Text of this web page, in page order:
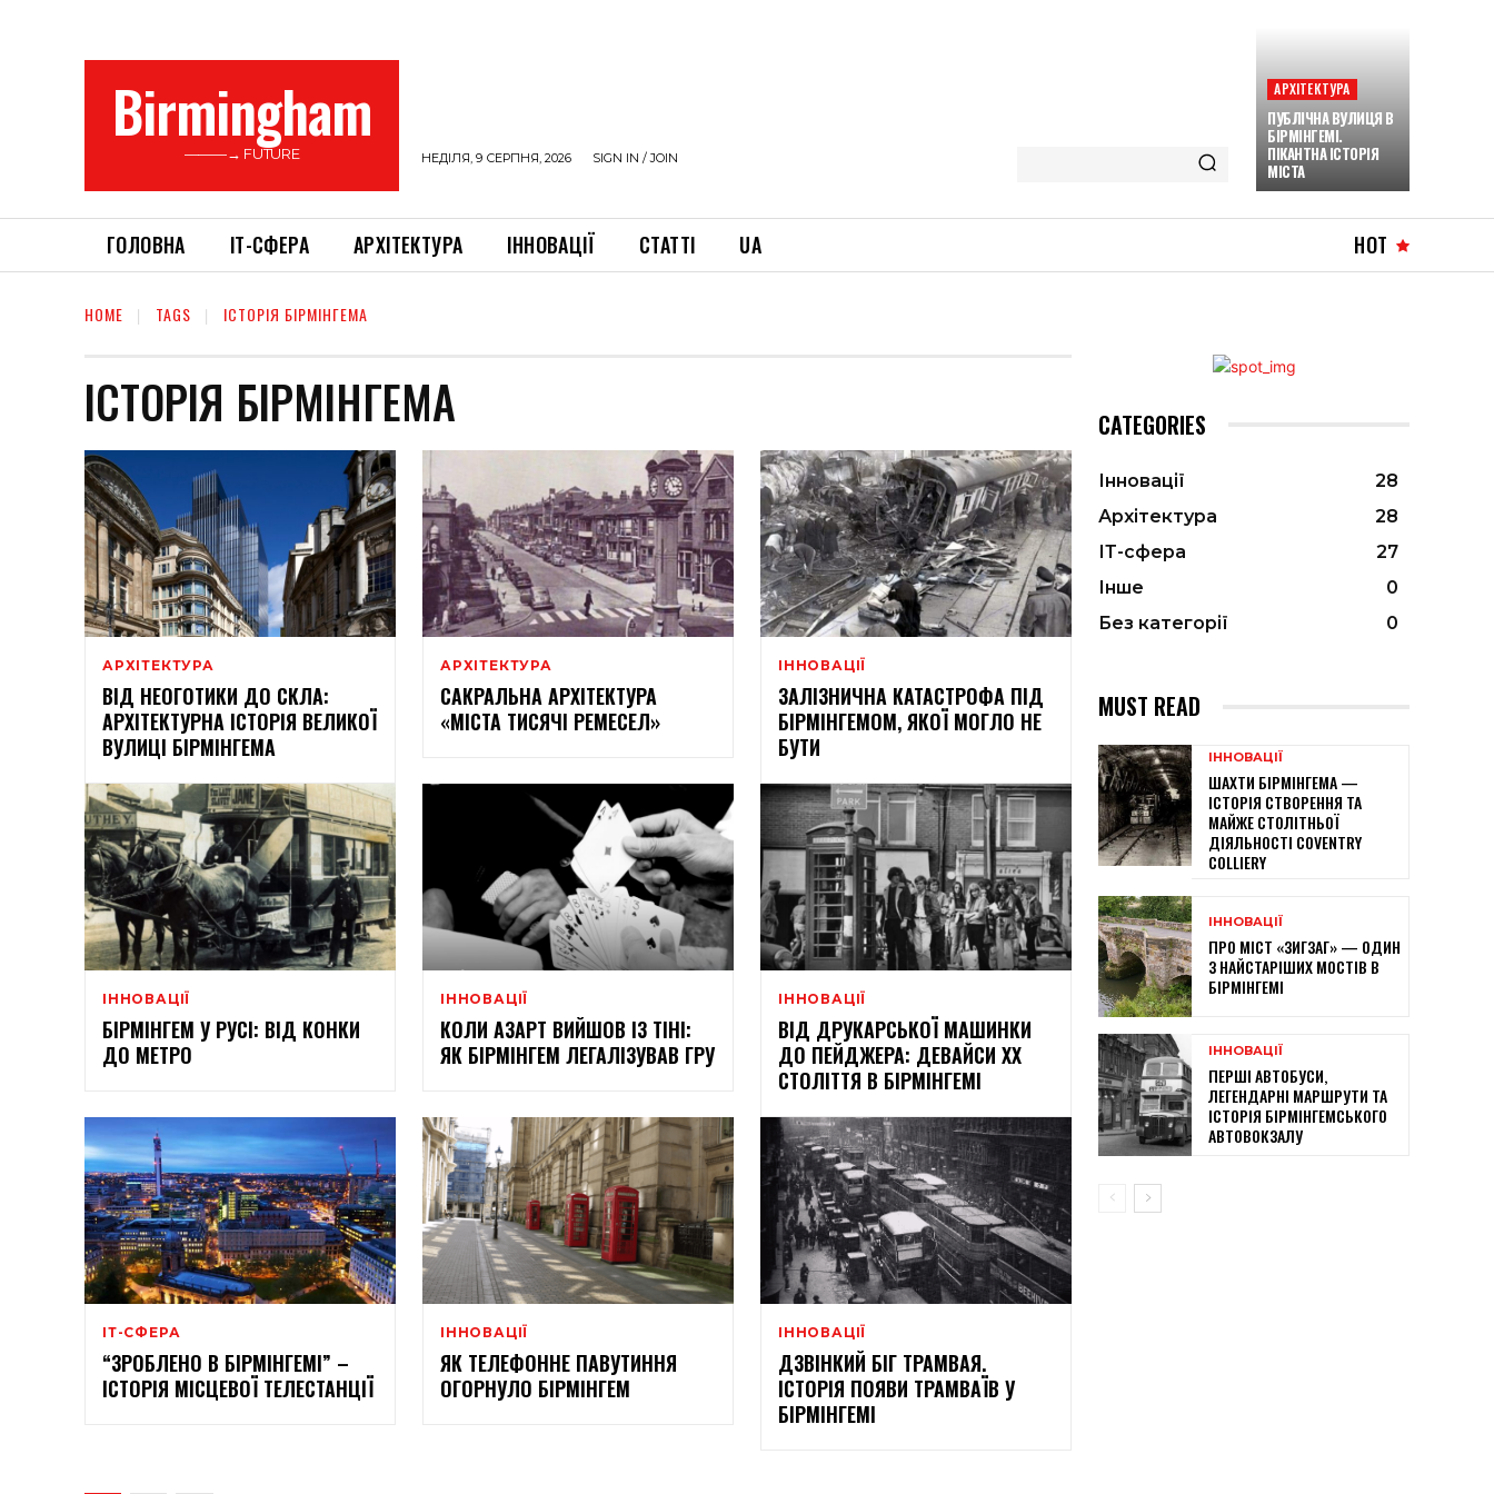
Birmingham
———→ FUTURE НЕДІЛЯ, 9 СЕРПНЯ, 2026 SIGN IN / JOIN
АРХІТЕКТУРА
ПУБЛІЧНА ВУЛИЦЯ В
БІРМІНГЕМІ.
ПІКАНТНА ІСТОРІЯ
МІСТА
ГОЛОВНА ІТ-СФЕРА АРХІТЕКТУРА ІННОВАЦІЇ СТАТТІ UA HOT
HOME TAGS ІСТОРІЯ БІРМІНГЕМА
ІСТОРІЯ БІРМІНГЕМА
АРХІТЕКТУРА
ВІД НЕОГОТИКИ ДО СКЛА:
АРХІТЕКТУРНА ІСТОРІЯ ВЕЛИКОЇ
ВУЛИЦІ БІРМІНГЕМА
АРХІТЕКТУРА
САКРАЛЬНА АРХІТЕКТУРА
«МІСТА ТИСЯЧІ РЕМЕСЕЛ»
ІННОВАЦІЇ
ЗАЛІЗНИЧНА КАТАСТРОФА ПІД
БІРМІНГЕМОМ, ЯКОЇ МОГЛО НЕ
БУТИ
ІННОВАЦІЇ
БІРМІНГЕМ У РУСІ: ВІД КОНКИ
ДО МЕТРО
ІННОВАЦІЇ
КОЛИ АЗАРТ ВИЙШОВ ІЗ ТІНІ:
ЯК БІРМІНГЕМ ЛЕГАЛІЗУВАВ ГРУ
ІННОВАЦІЇ
ВІД ДРУКАРСЬКОЇ МАШИНКИ
ДО ПЕЙДЖЕРА: ДЕВАЙСИ XX
СТОЛІТТЯ В БІРМІНГЕМІ
ІТ-СФЕРА
“ЗРОБЛЕНО В БІРМІНГЕМІ” –
ІСТОРІЯ МІСЦЕВОЇ ТЕЛЕСТАНЦІЇ
ІННОВАЦІЇ
ЯК ТЕЛЕФОННЕ ПАВУТИННЯ
ОГОРНУЛО БІРМІНГЕМ
ІННОВАЦІЇ
ДЗВІНКИЙ БІГ ТРАМВАЯ.
ІСТОРІЯ ПОЯВИ ТРАМВАЇВ У
БІРМІНГЕМІ
CATEGORIES
Інновації
28
Архітектура
28
ІТ-сфера
27
Інше
0
Без категорії
0
MUST READ
ІННОВАЦІЇ
ШАХТИ БІРМІНГЕМА —
ІСТОРІЯ СТВОРЕННЯ ТА
МАЙЖЕ СТОЛІТНЬОЇ
ДІЯЛЬНОСТІ COVENTRY
COLLIERY
ІННОВАЦІЇ
ПРО МІСТ «ЗИГЗАГ» — ОДИН
З НАЙСТАРІШИХ МОСТІВ В
БІРМІНГЕМІ
ІННОВАЦІЇ
ПЕРШІ АВТОБУСИ,
ЛЕГЕНДАРНІ МАРШРУТИ ТА
ІСТОРІЯ БІРМІНГЕМСЬКОГО
АВТОВОКЗАЛУ